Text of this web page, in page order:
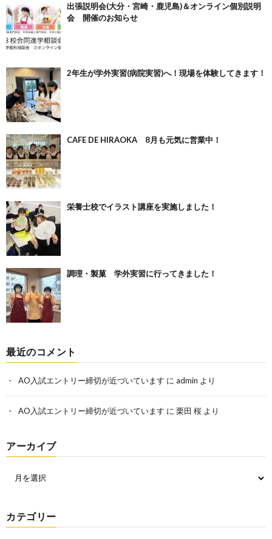
出張説明会(大分・宮崎・鹿児島)＆オンライン個別説明
会 開催のお知らせ
2年生が学外実習(病院実習)へ！現場を体験してきます！
CAFE DE HIRAOKA 8月も元気に営業中！
栄養士校でイラスト講座を実施しました！
調理・製菓 学外実習に行ってきました！
最近のコメント
AO入試エントリー締切が近づいています に admin より
AO入試エントリー締切が近づいています に 栗田 桜 より
アーカイブ
カテゴリー